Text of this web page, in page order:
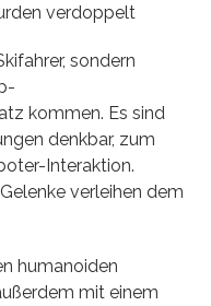
verdoppelt
sondern
kommen. Es sind
denkbar, zum
Interaktion.
verleihen dem
humanoiden
mit einem